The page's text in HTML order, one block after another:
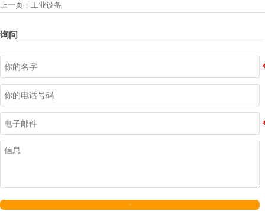
上一页： 工业设备
询问